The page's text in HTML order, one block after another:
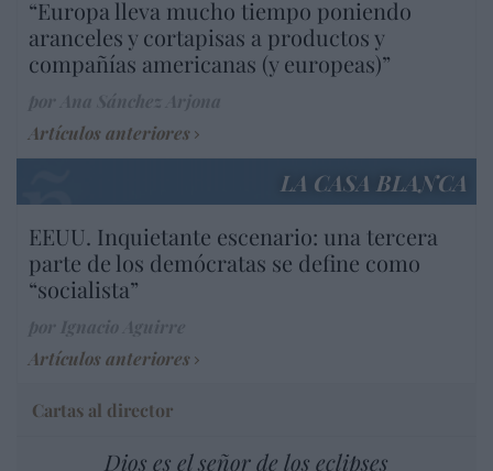
“Europa lleva mucho tiempo poniendo
aranceles y cortapisas a productos y
compañías americanas (y europeas)”
Artículos anteriores
LA CASA BLANCA
EEUU. Inquietante escenario: una tercera
parte de los demócratas se define como
“socialista”
Artículos anteriores
Cartas al director
Dios es el señor de los eclipses